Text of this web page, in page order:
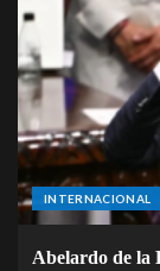
INTERNACIONAL
Abelardo de la